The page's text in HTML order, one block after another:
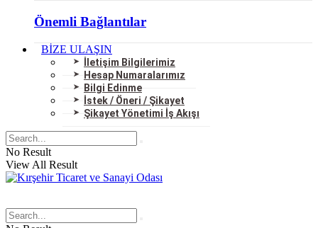
Önemli Bağlantılar
BİZE ULAŞIN
İletişim Bilgilerimiz
Hesap Numaralarımız
Bilgi Edinme
İstek / Öneri / Şikayet
Şikayet Yönetimi İş Akışı
No Result
View All Result